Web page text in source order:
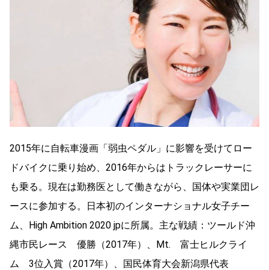
2015年に自転車漫画「弱虫ペダル」に影響を受けてロー
ドバイクに乗り始め、2016年からはトラックレーサーに
も乗る。現在は勤務医として働きながら、国体や実業団レ
ースに参加する。日本初のインターナショナル女子チー
ム、High Ambition 2020 jpに所属。主な戦績：ツールド沖
縄市民レース 優勝（2017年）、Mt. 富士ヒルクライ
ム 3位入賞（2017年）、国民体育大会新潟県代表